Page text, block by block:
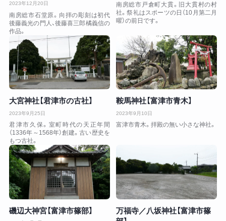
2023年12月20日
南房総市石堂原。向拝の彫刻は初代
後藤義光の門人、後藤喜三郎橘義信の
作品。
南房総市戸倉町大貫。旧大貫村の村
社。祭礼はスポーツの日（10月第二月
曜）の前日です。
大宮神社【君津市の古社】
2023年9月25日
君津市久保。室町時代の天正年間
（1336年～1568年）創建。古い歴史を
もつ古社。
鞍馬神社【富津市青木】
2023年9月10日
富津市青木。拝殿の無い小さな神社。
磯辺大神宮【富津市篠部】
万福寺／八坂神社【富津市篠